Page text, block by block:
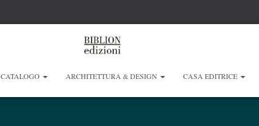
CATALOGO ARCHITETTURA & DESIGN CASA EDITRICE